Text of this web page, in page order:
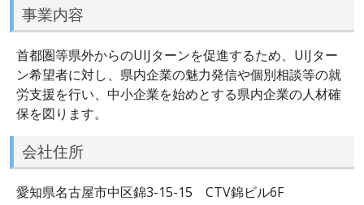
事業内容
首都圏等県外からのUIJターンを促進するため、UIJター
ン希望者に対し、県内企業の魅力発信や個別相談等の就
労支援を行い、中小企業を始めとする県内企業の人材確
保を図ります。
会社住所
愛知県名古屋市中区錦3-15-15 CTV錦ビル6F